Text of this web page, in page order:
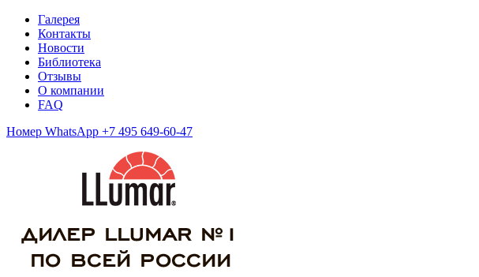
Галерея
Контакты
Новости
Библиотека
Отзывы
О компании
FAQ
Номер WhatsApp +7 495 649-60-47